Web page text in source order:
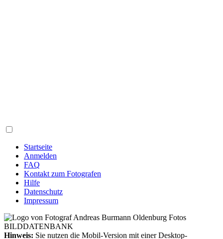
Startseite
Anmelden
FAQ
Kontakt zum Fotografen
Hilfe
Datenschutz
Impressum
Hinweis: Sie nutzen die Mobil-Version mit einer Desktop-